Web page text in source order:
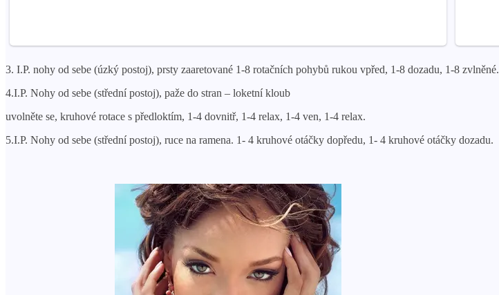
3. I.P. nohy od sebe (úzký postoj), prsty zaaretované 1-8 rotačních pohybů rukou vpřed, 1-8 dozadu, 1-8 zvlněné.
4.I.P. Nohy od sebe (střední postoj), paže do stran – loketní kloub
uvolněte se, kruhové rotace s předloktím, 1-4 dovnitř, 1-4 relax, 1-4 ven, 1-4 relax.
5.I.P. Nohy od sebe (střední postoj), ruce na ramena. 1- 4 kruhové otáčky dopředu, 1- 4 kruhové otáčky dozadu.